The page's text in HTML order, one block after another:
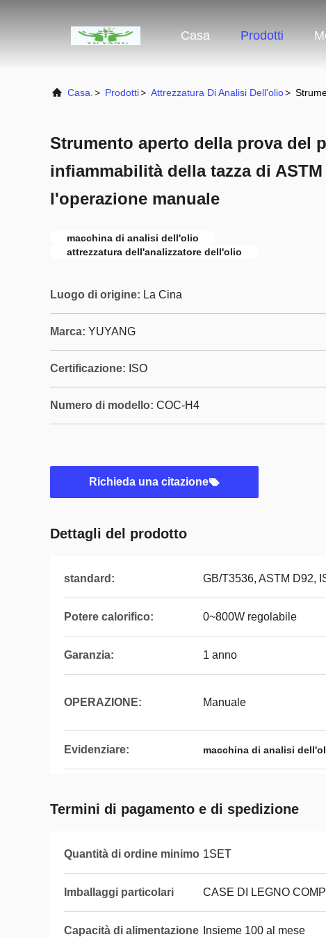
Casa Prodotti
Casa. > Prodotti> Attrezzatura Di Analisi Dell'olio>
Strumento aperto della prova del
infiammabilità della tazza di
l'operazione manuale
macchina di analisi dell'olio
attrezzatura dell'analizzatore dell'olio
Luogo di origine: La Cina
Marca: YUYANG
Certificazione: ISO
Numero di modello: COC-H4
Richieda una citazione
Dettagli del prodotto
standard: GB/T3536, ASTM D92,
Potere calorifico: 0~800W regolabile
Garanzia: 1 anno
OPERAZIONE: Manuale
Evidenziare: macchina di analisi
Termini di pagamento e di spedizione
Quantità di ordine minimo 1SET
Imballaggi particolari CASE DI LEGNO
Capacità di alimentazione Insieme 100 al mese